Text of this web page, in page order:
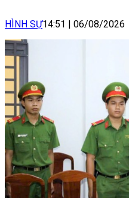
HÌNH SỰ14:51 06/08/2026